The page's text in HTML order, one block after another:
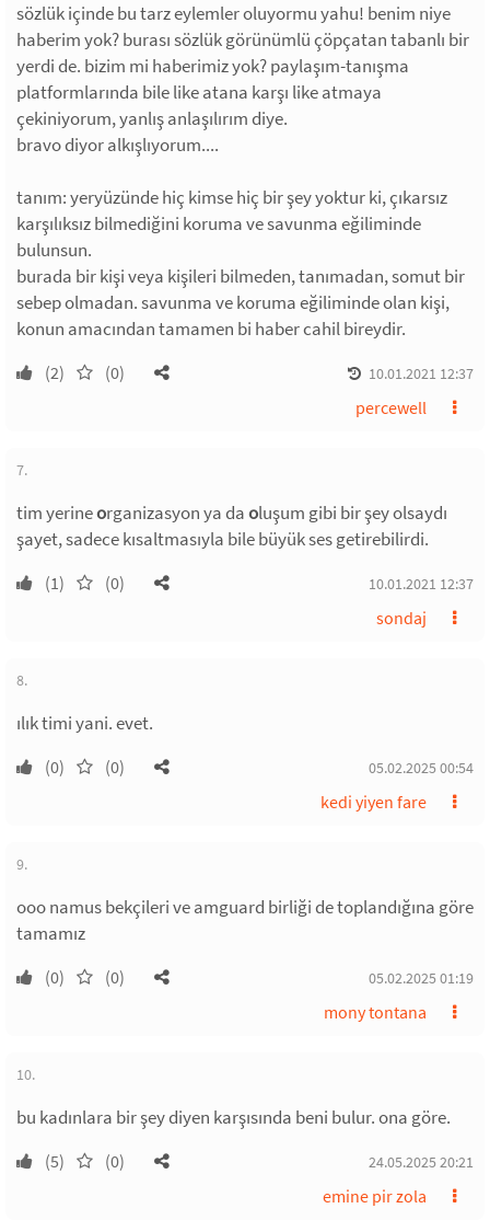
sözlük içinde bu tarz eylemler oluyormu yahu! benim niye
haberim yok? burası sözlük görünümlü çöpçatan tabanlı bir
yerdi de. bizim mi haberimiz yok? paylaşım-tanışma
platformlarında bile like atana karşı like atmaya
çekiniyorum, yanlış anlaşılırım diye.
bravo diyor alkışlıyorum....
tanım: yeryüzünde hiç kimse hiç bir şey yoktur ki, çıkarsız
karşılıksız bilmediğini koruma ve savunma eğiliminde
bulunsun.
burada bir kişi veya kişileri bilmeden, tanımadan, somut bir
sebep olmadan. savunma ve koruma eğiliminde olan kişi,
konun amacından tamamen bi haber cahil bireydir.
(2) (0) 10.01.2021 12:37
percewell
7.
tim yerineorganizasyon ya daoluşum gibi bir şey olsaydı
şayet, sadece kısaltmasıyla bile büyük ses getirebilirdi.
(1) (0) 10.01.2021 12:37
sondaj
8.
ılık timi yani. evet.
(0) (0) 05.02.2025 00:54
kedi yiyen fare
9.
ooo namus bekçileri ve amguard birliği de toplandığına göre
tamamız
(0) (0) 05.02.2025 01:19
mony tontana
10.
bu kadınlara bir şey diyen karşısında beni bulur. ona göre.
(5) (0) 24.05.2025 20:21
emine pir zola